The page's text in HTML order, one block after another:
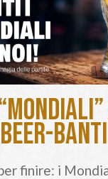
Banti
finire: i